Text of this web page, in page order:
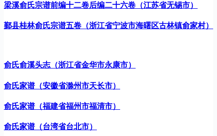
梁溪俞氏宗谱前编十二卷后编二十六卷（江苏省无锡市）
鄞县桂林俞氏宗谱五卷（浙江省宁波市海曙区古林镇俞家村）
俞氏俞溪头志（浙江省金华市永康市）
俞氏家谱（安徽省滁州市天长市）
俞氏家谱（福建省福州市福清市）
俞氏家谱（台湾省台北市）